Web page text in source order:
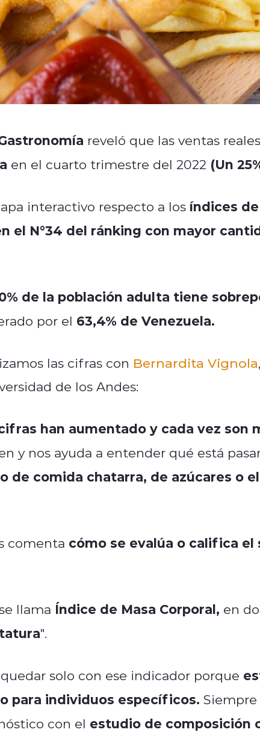
reveló que las ventas
en el cuarto trimestre del 2022 (Un
interactivo respecto a los índices
el N°34 del ránking con mayor
de la población adulta tiene
por el 63,4% de Venezuela.
las cifras con Bernardita Vignola,
de los Andes:
han aumentado y cada vez son
y nos ayuda a entender qué está
de comida chatarra, de azúcares o el
comenta cómo se evalúa o califica el
llama Índice de Masa Corporal, en
".
solo con ese indicador porque
para individuos específicos.
con el estudio de composición